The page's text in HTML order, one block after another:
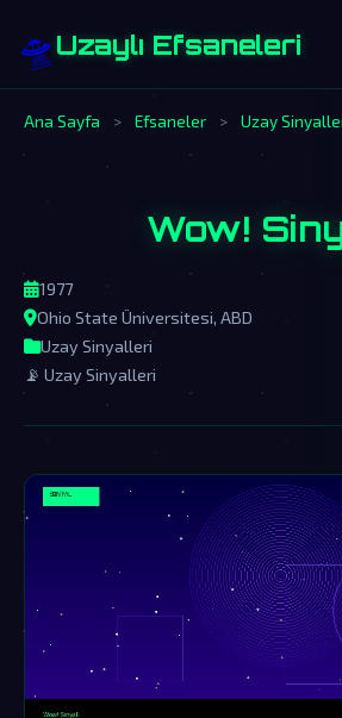
🛸Uzaylı Efsaneleri
Ana Sayfa > Efsaneler > Uzay
Wow!
1977
Ohio State Üniversitesi, ABD
Uzay Sinyalleri
📡 Uzay Sinyalleri